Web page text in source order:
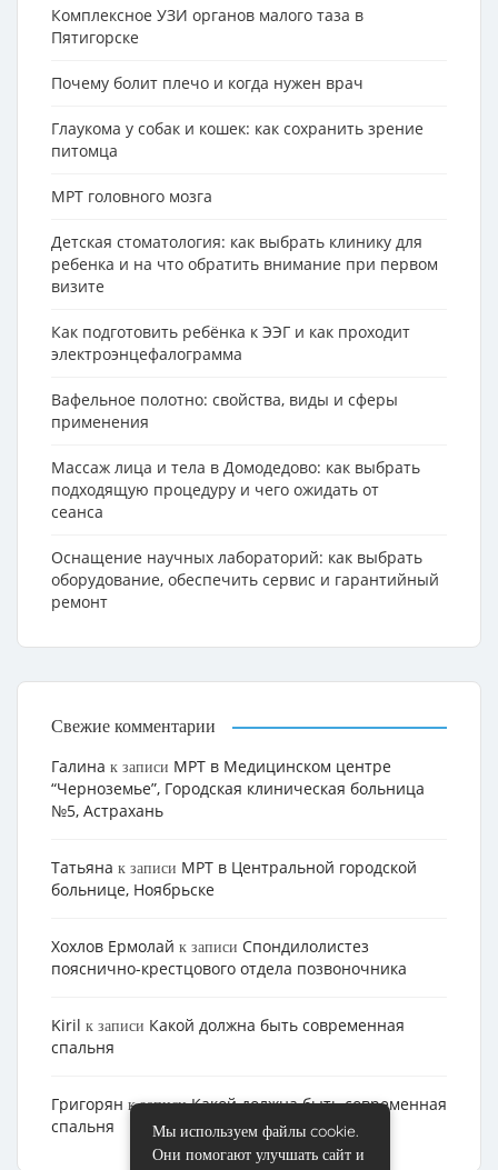
Комплексное УЗИ органов малого таза в
Пятигорске
Почему болит плечо и когда нужен врач
Глаукома у собак и кошек: как сохранить зрение
питомца
МРТ головного мозга
Детская стоматология: как выбрать клинику для
ребенка и на что обратить внимание при первом
визите
Как подготовить ребёнка к ЭЭГ и как проходит
электроэнцефалограмма
Вафельное полотно: свойства, виды и сферы
применения
Массаж лица и тела в Домодедово: как выбрать
подходящую процедуру и чего ожидать от
сеанса
Оснащение научных лабораторий: как выбрать
оборудование, обеспечить сервис и гарантийный
ремонт
Свежие комментарии
Галина к записи МРТ в Медицинском центре
“Черноземье”, Городская клиническая больница
№5, Астрахань
Татьяна к записи МРТ в Центральной городской
больнице, Ноябрьске
Хохлов Ермолай к записи Cпондилолистез
пояснично-крестцового отдела позвоночника
Kiril к записи Какой должна быть современная
спальня
Григорян к записиКакой должна быть современная
спальня
Мы используем файлы cookie.
Они помогают улучшать сайт и